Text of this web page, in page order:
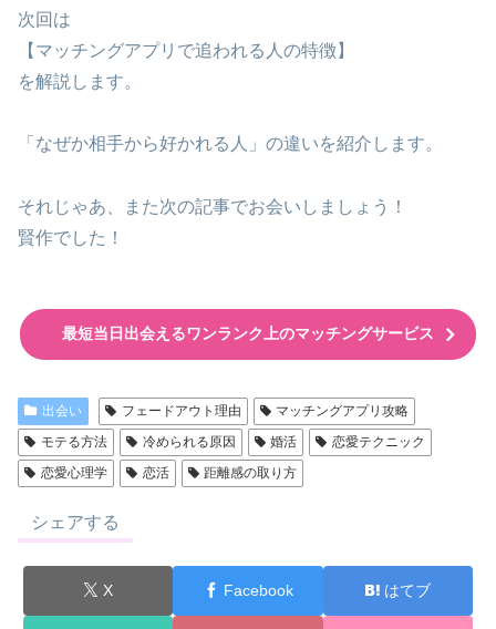
次回は
【マッチングアプリで追われる人の特徴】
を解説します。
「なぜか相手から好かれる人」の違いを紹介します。
それじゃあ、また次の記事でお会いしましょう！
賢作でした！
最短当日出会えるワンランク上のマッチングサービス
出会い フェードアウト理由
マッチングアプリ攻略
モテる方法
冷められる原因 婚活
恋愛テクニック
恋愛心理学
恋活 距離感の取り方
シェアする
X Facebook はてブ